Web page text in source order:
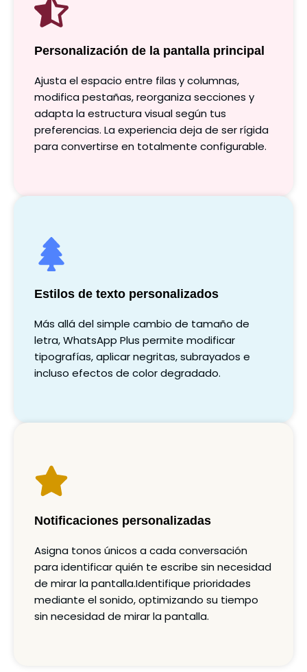
Personalización de la pantalla principal
Ajusta el espacio entre filas y columnas,
modifica pestañas, reorganiza secciones y
adapta la estructura visual según tus
preferencias. La experiencia deja de ser rígida
para convertirse en totalmente configurable.
Estilos de texto personalizados
Más allá del simple cambio de tamaño de
letra, WhatsApp Plus permite modificar
tipografías, aplicar negritas, subrayados e
incluso efectos de color degradado.
Notificaciones personalizadas
Asigna tonos únicos a cada conversación
para identificar quién te escribe sin necesidad
de mirar la pantalla.Identifique prioridades
mediante el sonido, optimizando su tiempo
sin necesidad de mirar la pantalla.